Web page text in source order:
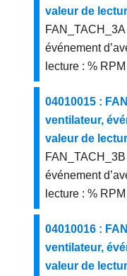
valeur de
événement
lecture : %
04010015 :
ventilateur,
valeur de
événement
lecture : %
04010016 :
ventilateur,
valeur de